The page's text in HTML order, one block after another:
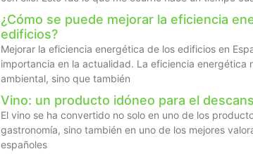
¿Cómo se puede mejorar la eficiencia
edificios?
Mejorar la eficiencia energética de los edificios en
importancia en la actualidad. La eficiencia energética
ambiental, sino que también
Vino: un producto idóneo para el
El vino se ha convertido no solo en uno de los
gastronomía, sino también en uno de los mejores
españoles